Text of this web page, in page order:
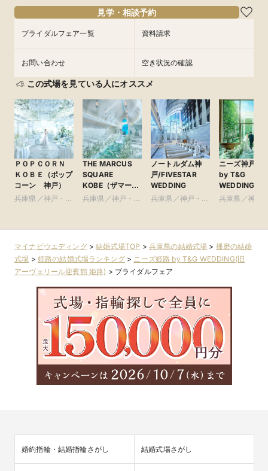
見学・相談予約
ブライダルフェア一覧 資料請求
お問い合わせ 空き状況の確認
この式場を見ている人にオススメ
ＰＯＰＣＯＲＮ
ＫＯＢＥ（ポップ
コーン 神戸）
兵庫県／神戸・淡
THE MARCUS
SQUARE
KOBE（ザマーカ
ススクエアコウ
兵庫県／神戸・淡
ノートルダム神
戸/FIVESTAR
WEDDING
兵庫県／神戸・淡
ニーズ神戸山
by T&G
WEDDING(旧
手迎賓館 神戸)
兵庫県／神戸
マイナビウエディング>結婚式場TOP > 兵庫県の結婚式場 > 播磨の結婚
式場 > 姫路の結婚式場ランキング> ニーズ姫路 by T&G WEDDING(旧
アーヴェリール迎賓館 姫路) > ブライダルフェア
婚約指輪・結婚指輪さがし 結婚式場さがし